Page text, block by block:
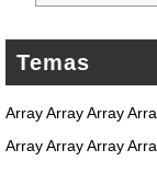
Temas
Array Array Array
Array Array Array